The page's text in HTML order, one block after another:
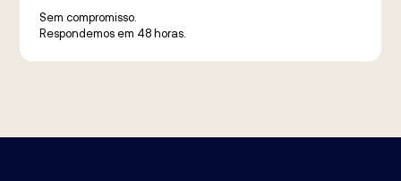
Sem compromisso.
Respondemos em 48 horas.